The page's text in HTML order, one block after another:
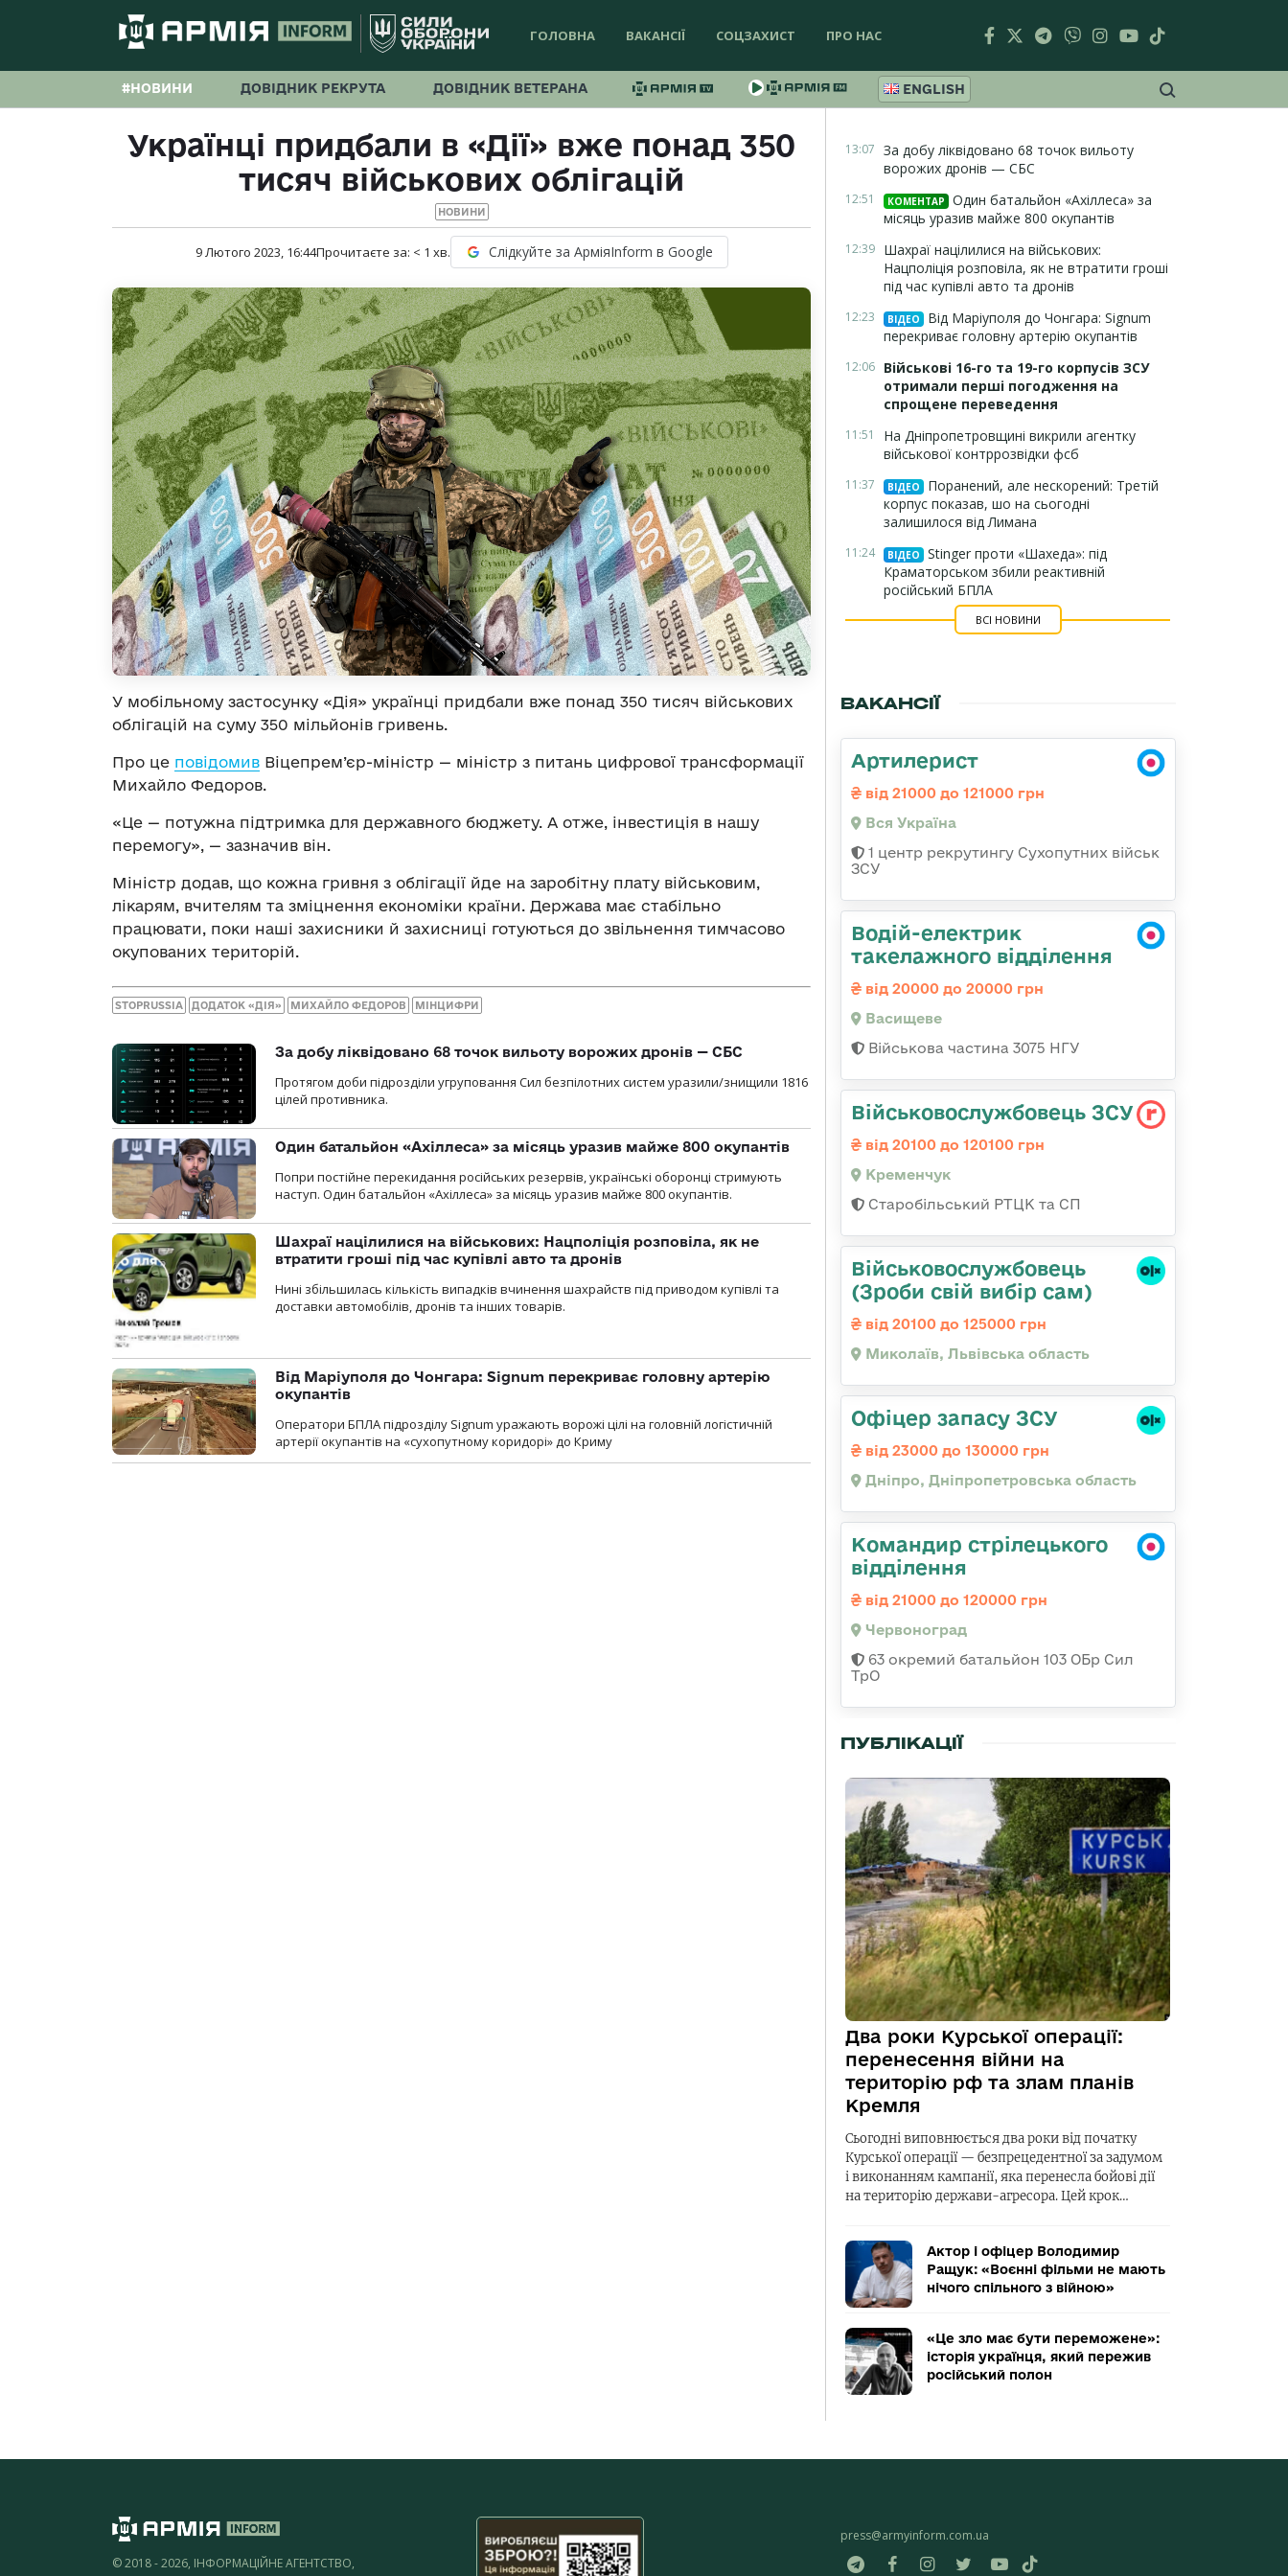
ГОЛОВНА ВАКАНСІЇ СОЦЗАХИСТ ПРО НАС
#НОВИНИ ДОВІДНИК РЕКРУТА ДОВІДНИК ВЕТЕРАНА ENGLISH
Українці придбали в «Дії» вже понад 350
тисяч військових облігацій
НОВИНИ
9 Лютого 2023, 16:44Прочитаєте за: < 1 хв. Слідкуйте за АрміяInform в Google
У мобільному застосунку «Дія» українці придбали вже понад 350 тисяч військових
облігацій на суму 350 мільйонів гривень.
Про це повідомив Віцепрем’єр-міністр — міністр з питань цифрової трансформації
Михайло Федоров.
«Це — потужна підтримка для державного бюджету. А отже, інвестиція в нашу
перемогу», — зазначив він.
Міністр додав, що кожна гривня з облігації йде на заробітну плату військовим,
лікарям, вчителям та зміцнення економіки країни. Держава має стабільно
працювати, поки наші захисники й захисниці готуються до звільнення тимчасово
окупованих територій.
STOPRUSSIA ДОДАТОК «ДІЯ» МИХАЙЛО ФЕДОРОВ МІНЦИФРИ
За добу ліквідовано 68 точок вильоту ворожих дронів — СБС
Протягом доби підрозділи угруповання Сил безпілотних систем уразили/знищили 1816
цілей противника.
Один батальйон «Ахіллеса» за місяць уразив майже 800 окупантів
Попри постійне перекидання російських резервів, українські оборонці стримують
наступ. Один батальйон «Ахіллеса» за місяць уразив майже 800 окупантів.
Шахраї націлилися на військових: Нацполіція розповіла, як не
втратити гроші під час купівлі авто та дронів
Нині збільшилась кількість випадків вчинення шахрайств під приводом купівлі та
доставки автомобілів, дронів та інших товарів.
Від Маріуполя до Чонгара: Signum перекриває головну артерію
окупантів
Оператори БПЛА підрозділу Signum уражають ворожі цілі на головній логістичній
артерії окупантів на «сухопутному коридорі» до Криму
13:07 За добу ліквідовано 68 точок вильоту
ворожих дронів — СБС
12:51 КОМЕНТАР
Один батальйон «Ахіллеса» за
місяць уразив майже 800 окупантів
12:39 Шахраї націлилися на військових:
Нацполіція розповіла, як не втратити гроші
під час купівлі авто та дронів
12:23 ВІДЕО
Від Маріуполя до Чонгара: Signum
перекриває головну артерію окупантів
12:06 Військові 16-го та 19-го корпусів ЗСУ
отримали перші погодження на
спрощене переведення
11:51
На Дніпропетровщині викрили агентку
військової контррозвідки фсб
11:37 ВІДЕО
Поранений, але нескорений: Третій
корпус показав, шо на сьогодні
залишилося від Лимана
11:24 ВІДЕО
Stinger проти «Шахеда»: під
Краматорськом збили реактивній
російський БПЛА
ВСІ НОВИНИ
ВАКАНСІЇ
Артилерист
від 21000 до 121000 грн
Вся Україна
1 центр рекрутингу Сухопутних військ
ЗСУ
Водій-електрик
такелажного відділення
від 20000 до 20000 грн
Васищеве
Військова частина 3075 НГУ
Військовослужбовець ЗСУ
від 20100 до 120100 грн
Кременчук
Старобільський РТЦК та СП
Військовослужбовець
(Зроби свій вибір сам)
від 20100 до 125000 грн
Миколаїв, Львівська область
Офіцер запасу ЗСУ
від 23000 до 130000 грн
Дніпро, Дніпропетровська область
Командир стрілецького
відділення
від 21000 до 120000 грн
Червоноград
63 окремий батальйон 103 ОБр Сил
ТрО
ПУБЛІКАЦІЇ
Два роки Курської операції:
перенесення війни на
територію рф та злам планів
Кремля
Сьогодні виповнюється два роки від початку
Курської операції — безпрецедентної за задумом
і виконанням кампанії, яка перенесла бойові дії
на територію держави-агресора. Цей крок…
Актор і офіцер Володимир
Ращук: «Воєнні фільми не мають
нічого спільного з війною»
«Це зло має бути переможене»:
історія українця, який пережив
російський полон
© 2018 - 2026, ІНФОРМАЦІЙНЕ АГЕНТСТВО,
press@armyinform.com.ua